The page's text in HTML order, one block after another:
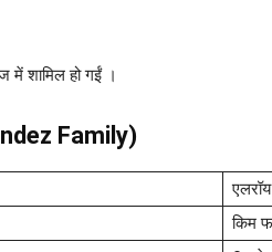
शामिल हो गईं ।
Family)
किम